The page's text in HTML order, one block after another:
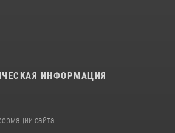
ИНФОРМАЦИЯ
сайта